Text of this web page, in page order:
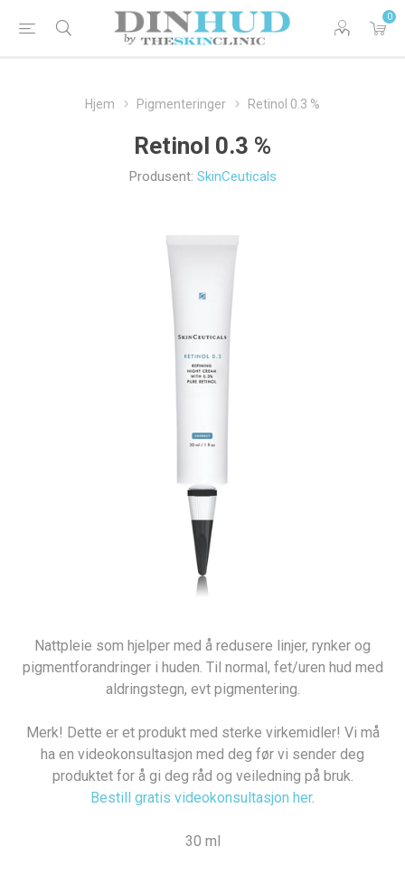
0
Hjem Pigmenteringer Retinol 0.3 %
Retinol 0.3 %
Produsent: SkinCeuticals
Nattpleie som hjelper med å redusere linjer, rynker og
pigmentforandringer i huden. Til normal, fet/uren hud med
aldringstegn, evt pigmentering.
Merk! Dette er et produkt med sterke virkemidler! Vi må
ha en videokonsultasjon med deg før vi sender deg
produktet for å gi deg råd og veiledning på bruk.
Bestill gratis videokonsultasjon her.
30 ml